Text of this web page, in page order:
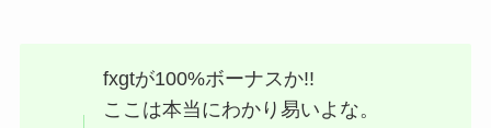
fxgtが100%ボーナスか!!
ここは本当にわかり易いよな。